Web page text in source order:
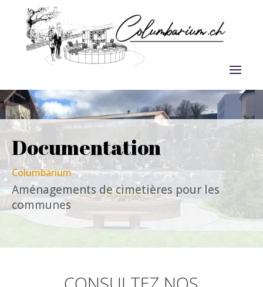
Documentation
Columbarium
Aménagements de cimetières pour les
communes